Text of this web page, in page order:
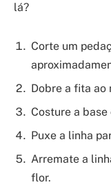
lá?
Corte um
Dobre a fita ao
Costure a
Puxe a linha
Arremate a
flor.